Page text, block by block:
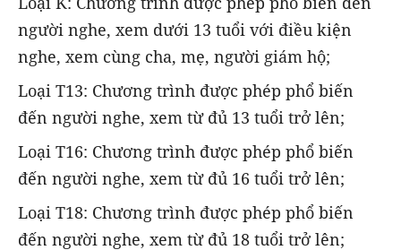
người nghe, xem dưới 13 tuổi với điều kiện
nghe, xem cùng cha, mẹ, người giám hộ;
Loại T13: Chương trình được phép phổ biến
đến người nghe, xem từ đủ 13 tuổi trở lên;
Loại T16: Chương trình được phép phổ biến
đến người nghe, xem từ đủ 16 tuổi trở lên;
Loại T18: Chương trình được phép phổ biến
đến người nghe, xem từ đủ 18 tuổi trở lên;